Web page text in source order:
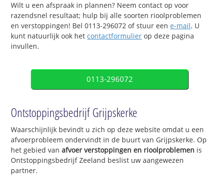
Wilt u een afspraak in plannen? Neem contact op voor
razendsnel resultaat; hulp bij alle soorten rioolproblemen
en verstoppingen! Bel 0113-296072 of stuur eene-mail. U
kunt natuurlijk ook hetcontactformulier op deze pagina
invullen.
0113-296072
Ontstoppingsbedrijf Grijpskerke
Waarschijnlijk bevindt u zich op deze website omdat u een
afvoerprobleem ondervindt in de buurt van Grijpskerke. Op
het gebied vanafvoer verstoppingen en rioolproblemen is
Ontstoppingsbedrijf Zeeland beslist uw aangewezen
partner.